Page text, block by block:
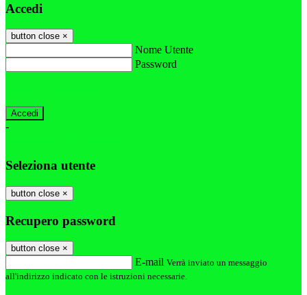
Accedi
button close ×
Nome Utente
Password
-
Seleziona utente
button close ×
Recupero password
button close ×
E-mail Verrà inviato un messaggio
all'indirizzo indicato con le istruzioni necessarie.